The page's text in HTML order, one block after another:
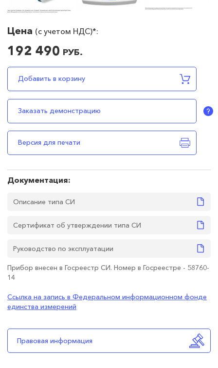
Цена (c учетом НДС)*:
192 490 РУБ.
192490
RUB
Добавить в корзину
Заказать демонстрацию
Версия для печати
Документация:
Описание типа СИ
Сертификат об утверждении типа СИ
Руководство по эксплуатации
Прибор внесен в Госреестр СИ. Номер в Госреестре - 58760-
14
Ссылка на запись в Федеральном информационном фонде
единства измерений
Правовая информация